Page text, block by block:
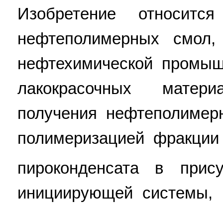
Изобретение
нефтеполимерных
нефтехимической
лакокрасочных
получения
полимеризацией
пироконденсата в
инициирующей